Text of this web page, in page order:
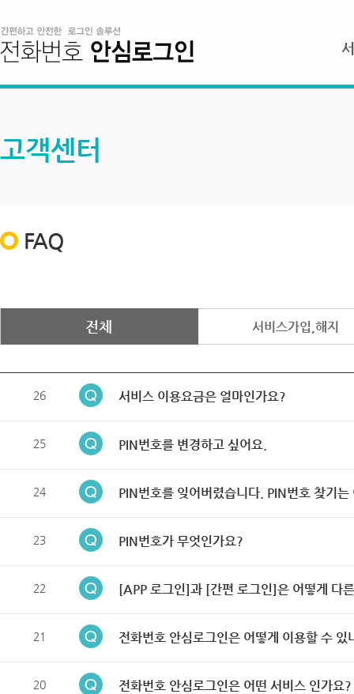
고객센터
FAQ
전체 서비스가입,해지
26 서비스 이용요금은 얼마인가요?
25 PIN번호를 변경하고 싶어요.
24 PIN번호를 잊어버렸습니다. PIN번호 찾기는
23 PIN번호가 무엇인가요?
22 [APP 로그인]과 [간편 로그인]은 어떻게 다
21 전화번호 안심로그인은 어떻게 이용할 수 있
20 전화번호 안심로그인은 어떤 서비스 인가요?